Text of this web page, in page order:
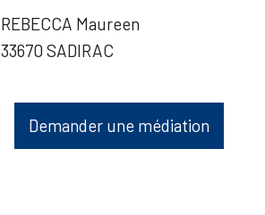
REBECCA Maureen
33670 SADIRAC
Demander une médiation